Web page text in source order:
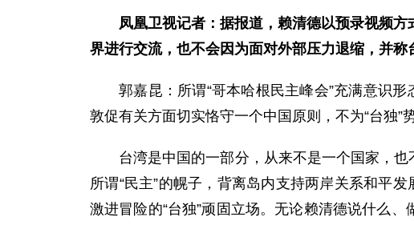
凤凰卫视记者：据报道，赖清德以预录视频
界进行交流，也不会因为面对外部压力退缩，并
郭嘉昆：所谓“哥本哈根民主峰会”充满意识
敦促有关方面切实恪守一个中国原则，不为“台独”
台湾是中国的一部分，从来不是一个国家，
所谓“民主”的幌子，背离岛内支持两岸关系和平
激进冒险的“台独”顽固立场。无论赖清德说什么